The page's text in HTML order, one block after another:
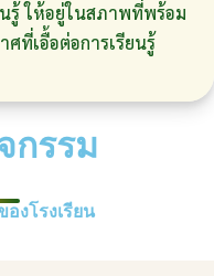
รู้ ให้อยู่ในสภาพที่พร้อม
ที่เอื้อต่อการเรียนรู้
กรรม
งโรงเรียน